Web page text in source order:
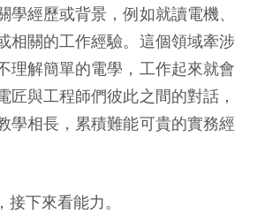
學經歷或背景，例如就讀電機、
相關的⼯作經驗。這個領域牽涉
理解簡單的電學，工作起來就會
匠與工程師們彼此之間的對話，
學相長，累積難能可貴的實務經
下來看能力。